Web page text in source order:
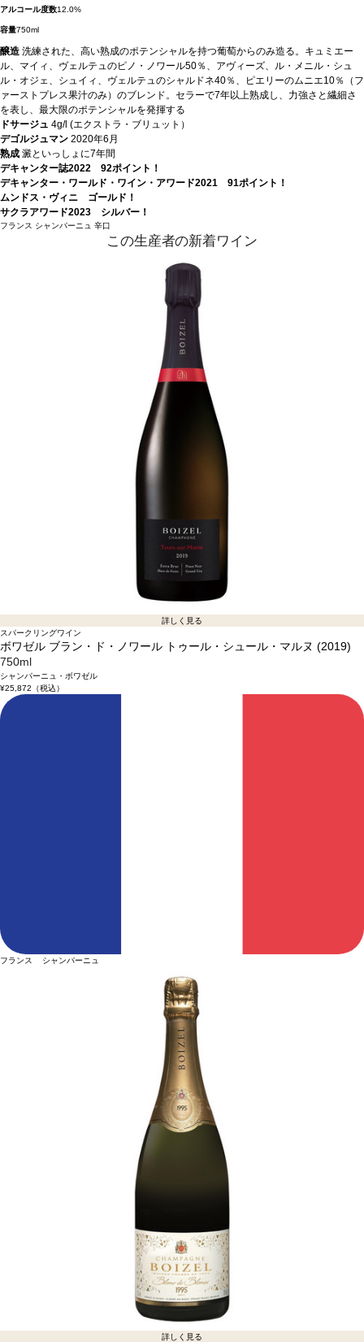
アルコール度数12.0%
容量750ml
醸造洗練された、高い熟成のポテンシャルを持つ葡萄からのみ造る。キュミエー
ル、マイィ、ヴェルテュのピノ・ノワール50％、アヴィーズ、ル・メニル・シュ
ル・オジェ、シュイィ、ヴェルテュのシャルドネ40％、ピエリーのムニエ10％（フ
ァーストプレス果汁のみ）のブレンド。セラーで7年以上熟成し、力強さと繊細さ
を表し、最大限のポテンシャルを発揮する
ドサージュ 4g/l (エクストラ・ブリュット）
デゴルジュマン2020年6月
熟成澱といっしょに7年間
デキャンター誌2022 92ポイント！
デキャンター・ワールド・ワイン・アワード2021 91ポイント！
ムンドス・ヴィニ ゴールド！
サクラアワード2023 シルバー！
フランス シャンパーニュ 辛口
この生産者の新着ワイン
詳しく見る
スパークリングワイン
ボワゼル ブラン・ド・ノワール トゥール・シュール・マルヌ (2019)
750ml
シャンパーニュ・ボワゼル
¥25,872 （税込）
フランス シャンパーニュ
詳しく見る